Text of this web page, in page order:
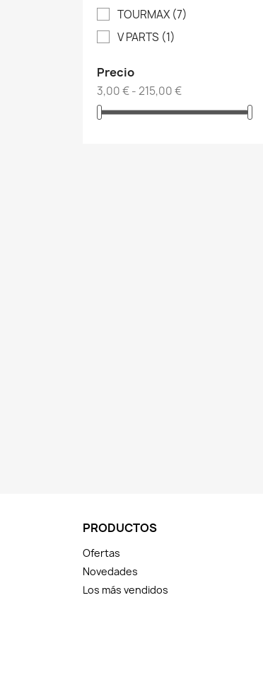
TOURMAX (7)
V PARTS (1)
Precio
3,00 € - 215,00 €
PRODUCTOS
Ofertas
Novedades
Los más vendidos